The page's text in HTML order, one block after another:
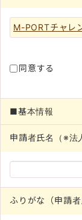
M-PORTチャレ
同意する
■基本情報
申請者氏名（※法
ふりがな（申請者